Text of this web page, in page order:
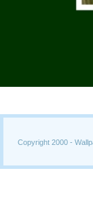
Copyright 2000 -